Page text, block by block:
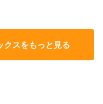
クスをもっと見る